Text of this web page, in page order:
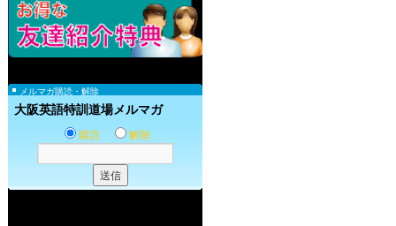
メルマガ購読・解除
大阪英語特訓道場メルマガ
購読 解除